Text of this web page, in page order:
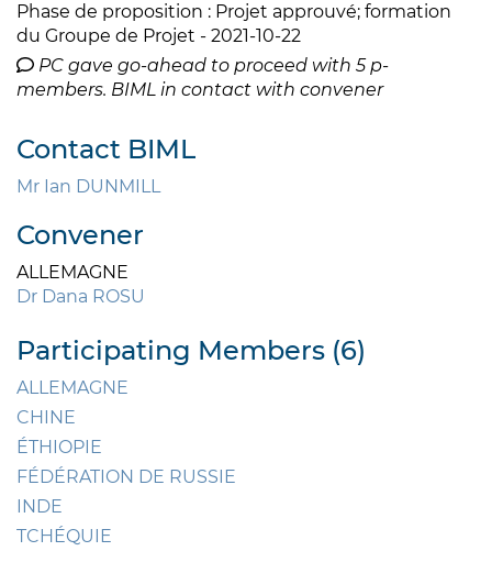
Phase de proposition : Projet approuvé; formation
du Groupe de Projet - 2021-10-22
PC gave go-ahead to proceed with 5 p-
members. BIML in contact with convener
Contact BIML
Mr Ian DUNMILL
Convener
ALLEMAGNE
Dr Dana ROSU
Participating Members (6)
ALLEMAGNE
CHINE
ÉTHIOPIE
FÉDÉRATION DE RUSSIE
INDE
TCHÉQUIE